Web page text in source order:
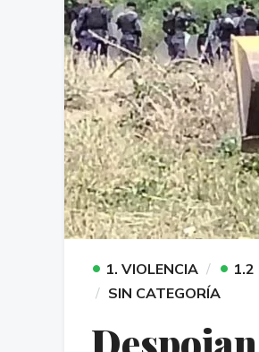
• 1. VIOLENCIA • 1.2
SIN CATEGORÍA